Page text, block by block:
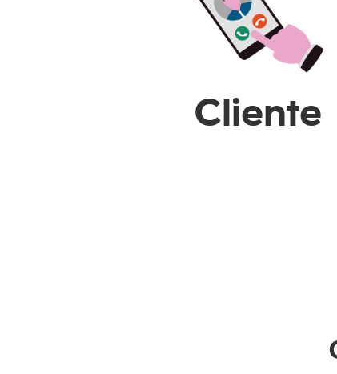
Cliente